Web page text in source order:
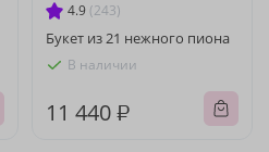
4.9 (243)
Букет из 21 нежного пиона
В наличии
11 440 ₽